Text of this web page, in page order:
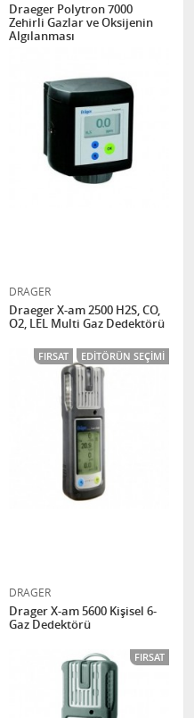
Draeger Polytron 7000
Zehirli Gazlar ve Oksijenin
Algılanması
DRAGER
Draeger X-am 2500 H2S, CO,
O2, LEL Multi Gaz Dedektörü
FIRSAT EDITÖRÜN SEÇIMI
DRAGER
Drager X-am 5600 Kişisel 6-
Gaz Dedektörü
FIRSAT